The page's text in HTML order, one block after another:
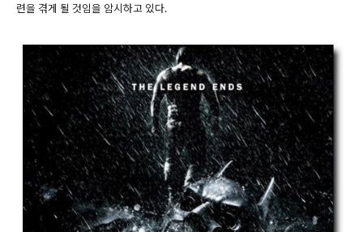
련을 겪게 될 것임을 암시하고 있다.